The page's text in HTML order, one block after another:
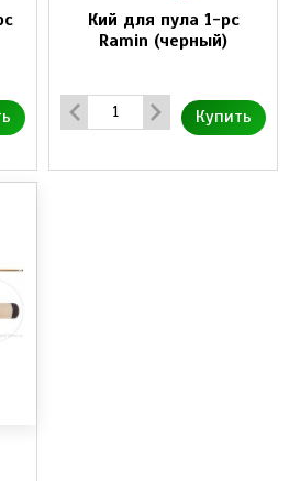
Кий для пула 1-pc
Ramin (черный)
Купить